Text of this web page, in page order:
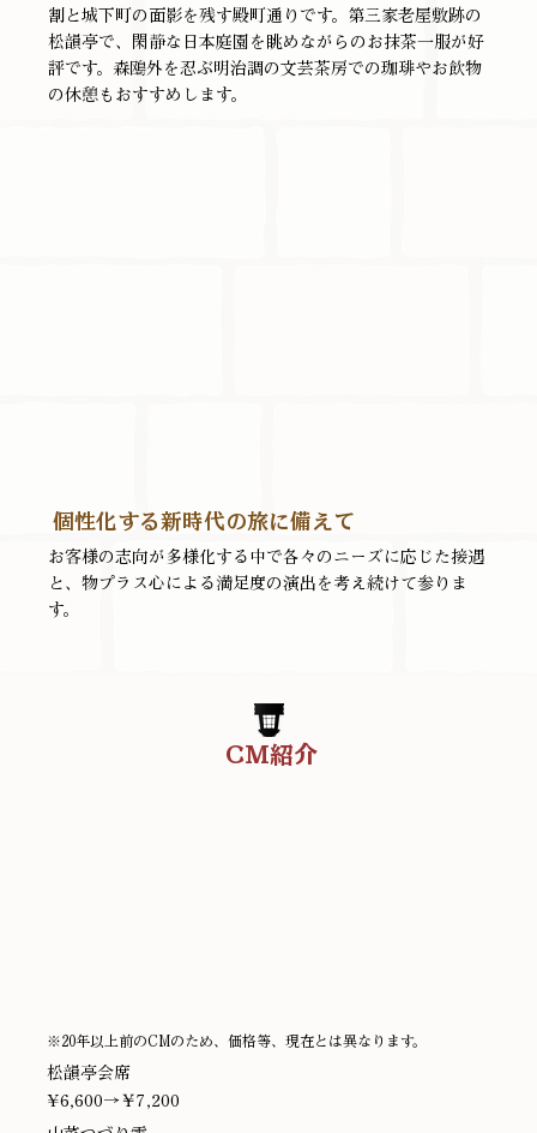
割と城下町の面影を残す殿町通りです。第三家老屋敷跡の
松韻亭で、閑静な日本庭園を眺めながらのお抹茶一服が好
評です。森鴎外を忍ぶ明治調の文芸茶房での珈琲やお飲物
の休憩もおすすめします。
個性化する新時代の旅に備えて
お客様の志向が多様化する中で各々のニーズに応じた接遇
と、物プラス心による満足度の演出を考え続けて参りま
す。
CM紹介
※20年以上前のCMのため、価格等、現在とは異なります。
松韻亭会席
¥6,600→￥7,200